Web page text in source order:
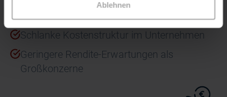
Ablehnen
Schlanke Kostenstruktur im Unternehmen
Geringere Rendite-Erwartungen als
Großkonzerne